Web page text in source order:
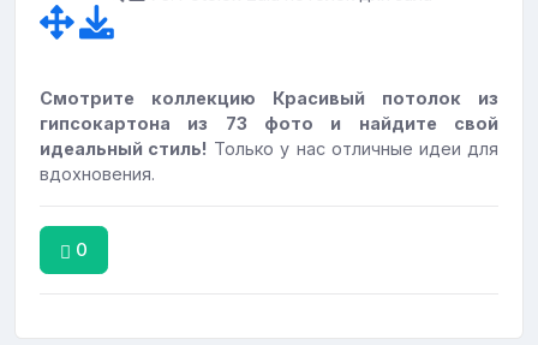
Смотрите коллекцию Красивый потолок из
гипсокартона из 73 фото и найдите свой
идеальный стиль! Только у нас отличные идеи для
вдохновения.
0